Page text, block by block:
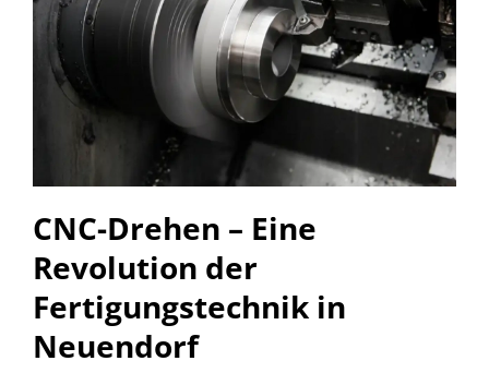
CNC-Drehen – Eine
Revolution der
Fertigungstechnik in
Neuendorf